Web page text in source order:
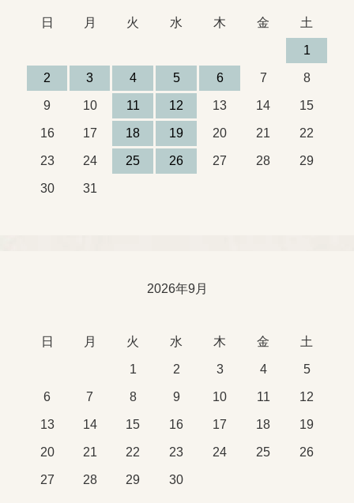
日 月 火 水 木 金 土
1
2 3 4 5 6 7 8
9 10 11 12 13 14 15
16 17 18 19 20 21 22
23 24 25 26 27 28 29
30 31
2026年9月
日 月 火 水 木 金 土
1 2 3 4 5
6 7 8 9 10 11 12
13 14 15 16 17 18 19
20 21 22 23 24 25 26
27 28 29 30